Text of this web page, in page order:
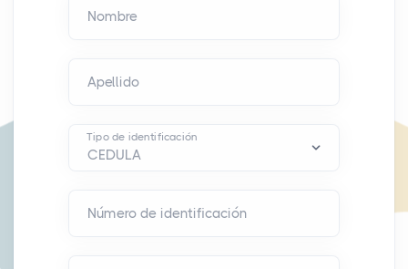
Nombre
Apellido
Tipo de identificación
Número de identificación